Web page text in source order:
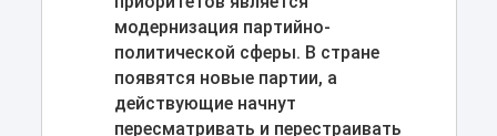
модернизация партийно-
политической сферы. В стране
появятся новые партии, а
действующие начнут
пересматривать и перестраивать